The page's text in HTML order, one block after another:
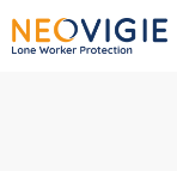
Accueil>Guides>
isolé c'est quoi ?